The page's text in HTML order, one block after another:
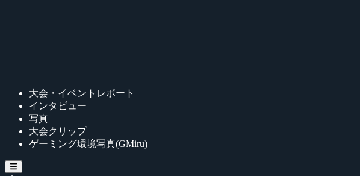
大会・イベントレポート
インタビュー
写真
大会クリップ
ゲーミング環境写真(GMiru)